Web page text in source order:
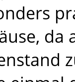
da